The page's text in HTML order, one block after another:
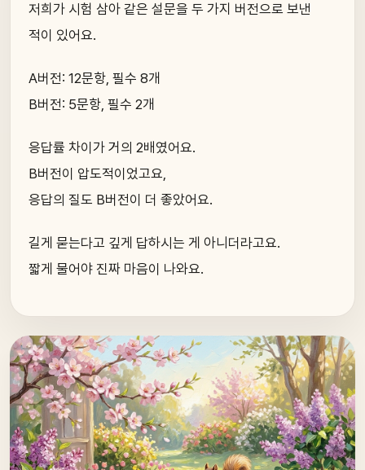
저희가 시험 삼아 같은 설문을 두 가지 버전으로 보낸
적이 있어요.
A버전: 12문항, 필수 8개
B버전: 5문항, 필수 2개
응답률 차이가 거의 2배였어요.
B버전이 압도적이었고요,
응답의 질도 B버전이 더 좋았어요.
길게 묻는다고 깊게 답하시는 게 아니더라고요.
짧게 물어야 진짜 마음이 나와요.